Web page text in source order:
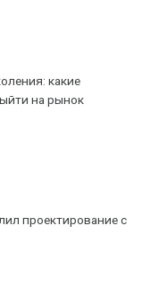
какие
на рынок
проектирование с